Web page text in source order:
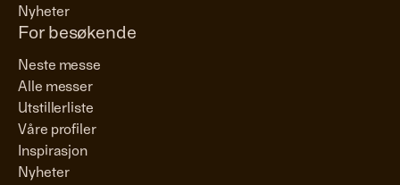
Nyheter
For besøkende
Neste messe
Alle messer
Utstillerliste
Våre profiler
Inspirasjon
Nyheter